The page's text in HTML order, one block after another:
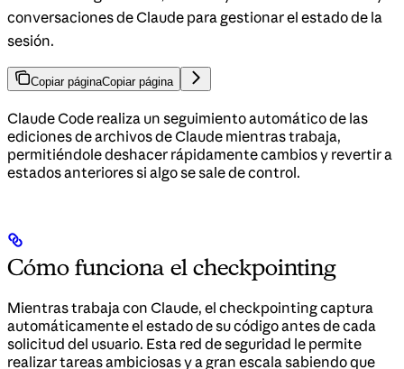
conversaciones de Claude para gestionar el estado de la
sesión.
Copiar páginaCopiar página
Claude Code realiza un seguimiento automático de las
ediciones de archivos de Claude mientras trabaja,
permitiéndole deshacer rápidamente cambios y revertir a
estados anteriores si algo se sale de control.
Cómo funciona el checkpointing
Mientras trabaja con Claude, el checkpointing captura
automáticamente el estado de su código antes de cada
solicitud del usuario. Esta red de seguridad le permite
realizar tareas ambiciosas y a gran escala sabiendo que